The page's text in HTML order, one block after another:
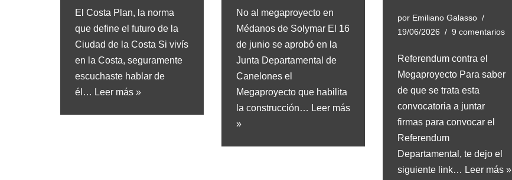
El Costa Plan, la norma
que define el futuro de la
Ciudad de la Costa Si vivís
en la Costa, seguramente
escuchaste hablar de
él… Leer más »
No al megaproyecto en
Médanos de Solymar El 16
de junio se aprobó en la
Junta Departamental de
Canelones el
Megaproyecto que habilita
la construcción… Leer más
»
por Emiliano Galasso
19/06/2026
9 comentarios
Referendum contra el
Megaproyecto Para saber
de que se trata esta
convocatoria a juntar
firmas para convocar el
Referendum
Departamental, te dejo el
siguiente link… Leer más »